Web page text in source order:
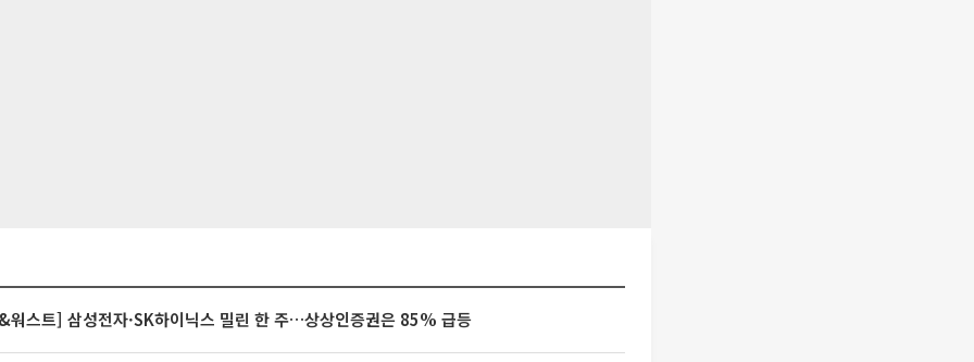
워스트] 삼성전자·SK하이닉스 밀린 한 주…상상인증권은 85% 급등